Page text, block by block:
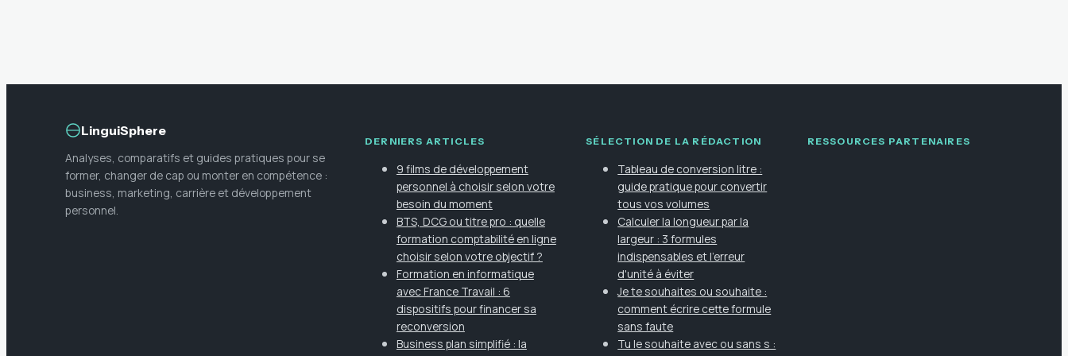
LinguiSphere
Analyses, comparatifs et guides pratiques pour se
former, changer de cap ou monter en compétence :
business, marketing, carrière et développement
personnel.
DERNIERS ARTICLES
9 films de développement
personnel à choisir selon votre
besoin du moment
BTS, DCG ou titre pro : quelle
formation comptabilité en ligne
choisir selon votre objectif ?
Formation en informatique
avec France Travail : 6
dispositifs pour financer sa
reconversion
Business plan simplifié : la
SÉLECTION DE LA RÉDACTION
Tableau de conversion litre :
guide pratique pour convertir
tous vos volumes
Calculer la longueur par la
largeur : 3 formules
indispensables et l'erreur
d'unité à éviter
Je te souhaites ou souhaite :
comment écrire cette formule
sans faute
Tu le souhaite avec ou sans s :
RESSOURCES PARTENAIRES